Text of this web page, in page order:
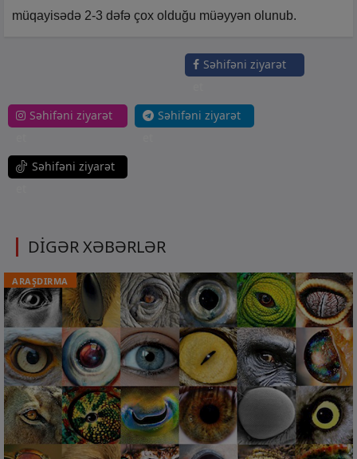
müqayisədə 2-3 dəfə çox olduğu müəyyən olunub.
Səhifəni ziyarət
Səhifəni ziyarət
Səhifəni ziyarət
Səhifəni ziyarət
DİGƏR XƏBƏRLƏR
ARAŞDIRMA